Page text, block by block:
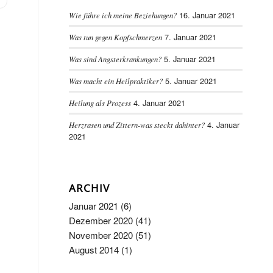
Wie führe ich meine Beziehungen? 16. Januar 2021
Was tun gegen Kopfschmerzen 7. Januar 2021
Was sind Angsterkrankungen? 5. Januar 2021
Was macht ein Heilpraktiker? 5. Januar 2021
Heilung als Prozess 4. Januar 2021
Herzrasen und Zittern-was steckt dahinter? 4. Januar
2021
ARCHIV
Januar 2021 (6)
Dezember 2020 (41)
November 2020 (51)
August 2014 (1)